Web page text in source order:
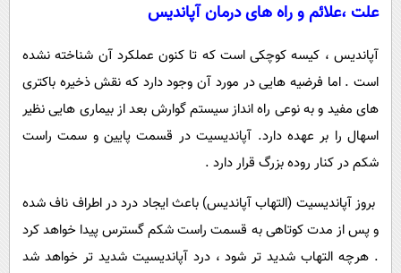
علت ،علائم و راه های درمان آپاندیس
آپاندیس ، کیسه کوچکی است که تا کنون عملکرد آن شناخته نشده
است . اما فرضیه هایی در مورد آن وجود دارد که نقش ذخیره باکتری
های مفید و به نوعی راه انداز سیستم گوارش بعد از بیماری هایی نظیر
اسهال را بر عهده دارد. آپاندیسیت در قسمت پایین و سمت راست
شکم در کنار روده بزرگ قرار دارد .
بروز آپاندیسیت (التهاب آپاندیس) باعث ایجاد درد در اطراف ناف شده
و پس از مدت کوتاهی به قسمت راست شکم گسترس پیدا خواهد کرد
. هرچه التهاب شدید تر شود ، درد آپاندیسیت شدید تر خواهد شد